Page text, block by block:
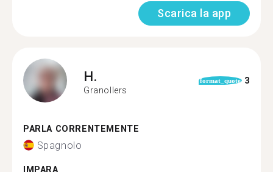
Scarica la app
H.
Granollers
format_quote 3
PARLA CORRENTEMENTE
Spagnolo
IMPARA